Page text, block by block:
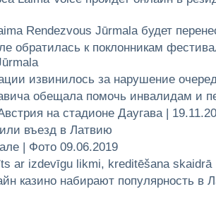
Rendezvous Jūrmala будет
обратилась к поклонникам
извинилось за нарушение
обещала помочь инвалидам и
на стадионе Даугава |
въезд в Латвию
| Фото 09.06.2019
ar izdevīgu likmi, kreditēšana skaidrā
казино набирают популярность в